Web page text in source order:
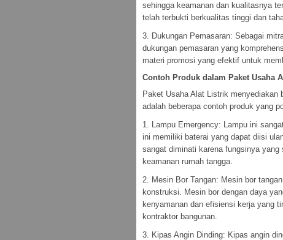
sehingga keamanan dan kualitasnya
telah terbukti berkualitas tinggi dan
3. Dukungan Pemasaran: Sebagai
dukungan pemasaran yang
materi promosi yang efektif untuk
Contoh Produk dalam Paket Usaha
Paket Usaha Alat Listrik menyediakan
adalah beberapa contoh produk yang
1. Lampu Emergency: Lampu ini
ini memiliki baterai yang dapat diisi
sangat diminati karena fungsinya
keamanan rumah tangga.
2. Mesin Bor Tangan: Mesin bor
konstruksi. Mesin bor dengan daya
kenyamanan dan efisiensi kerja yang
kontraktor bangunan.
3. Kipas Angin Dinding: Kipas angin